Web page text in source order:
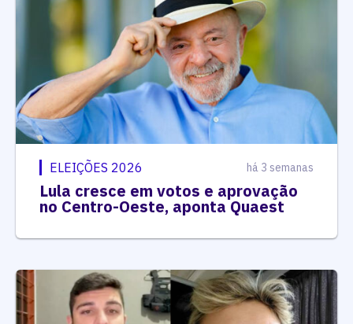
ELEIÇÕES 2026 há 3 semanas
Lula cresce em votos e aprovação
no Centro-Oeste, aponta Quaest